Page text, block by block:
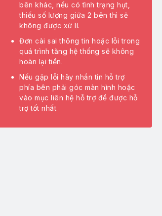
bên khác, nếu có tình trạng hụt,
thiếu số lượng giữa 2 bên thì sẽ
không được xử lí.
Đơn cài sai thông tin hoặc lỗi trong
quá trình tăng hệ thống sẽ không
hoàn lại tiền.
Nếu gặp lỗi hãy nhắn tin hỗ trợ
phía bên phải góc màn hình hoặc
vào mục liên hệ hỗ trợ để được hỗ
trợ tốt nhất